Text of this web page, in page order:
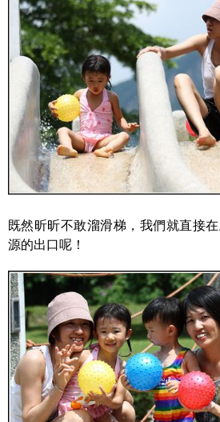
既然昕昕不敢溜滑梯，我們就直接
源的出口呢！